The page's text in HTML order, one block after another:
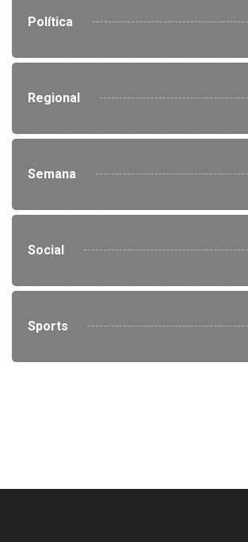
Política
Regional
Semana
Social
Sports